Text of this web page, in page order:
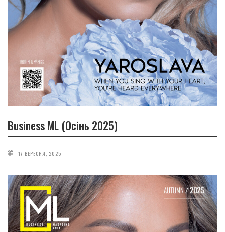
Business ML (Осінь 2025)
17 ВЕРЕСНЯ, 2025